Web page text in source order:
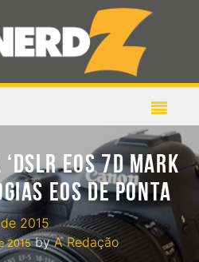
EOS 7D MARK
EOS DE PONTA
2015
2015byA Redação